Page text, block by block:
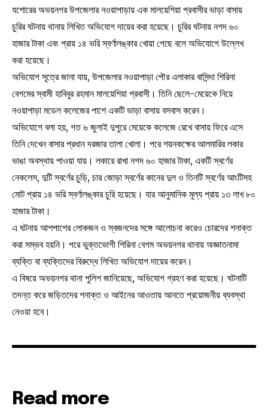
যশোরের অভয়নগর উপজেলার নওয়াপাড়ায় এক মালয়েশিয়া প্রবাসীর ভাড়া বাসায়
চুরির ঘটনায় থানায় লিখিত অভিযোগ দায়ের করা হয়েছে। চুরির ঘটনায় নগদ ৬০
হাজার টাকা এবং প্রায় ১৪ ভরি স্বর্ণালঙ্কার খোয়া গেছে বলে অভিযোগে উল্লেখ
করা হয়েছে।
অভিযোগ সূত্রে জানা যায়, উপজেলার নওয়াপাড়া পৌর এলাকার বাসিন্দা শিরিনা
বেগমের স্বামী হাবিবুর রহমান মালয়েশিয়া প্রবাসী। তিনি ছেলে-মেয়েকে নিয়ে
নওয়াপাড়া মডেল কলেজের পাশে একটি ভাড়া বাসায় বসবাস করেন।
অভিযোগে বলা হয়, গত ৬ জুলাই দুপুরে মেয়েকে কলেজে রেখে বাসায় ফিরে এসে
তিনি দেখেন বাসার প্রধান দরজার তালা খোলা। পরে শয়নকক্ষের আলমারির লকার
ভাঙা অবস্থায় পাওয়া যায়। লকারে রাখা নগদ ৬০ হাজার টাকা, একটি স্বর্ণের
নেকলেস, দুটি স্বর্ণের চুড়ি, চার জোড়া স্বর্ণের কানের দুল ও তিনটি স্বর্ণের আংটিসহ
মোট প্রায় ১৪ ভরি স্বর্ণালঙ্কার চুরি হয়েছে। যার আনুমানিক মূল্য প্রায় ১৩ লাখ ৮০
হাজার টাকা।
এ ঘটনায় আশপাশের লোকজন ও স্বজনদের সঙ্গে আলোচনা করেও চোরদের শনাক্ত
করা সম্ভব হয়নি। পরে ভুক্তভোগী শিরিনা বেগম অভয়নগর থানায় অজ্ঞাতনামা
ব্যক্তি বা ব্যক্তিদের বিরুদ্ধে লিখিত অভিযোগ দায়ের করেন।
এ বিষয়ে অভয়নগর থানা পুলিশ জানিয়েছে, অভিযোগ গ্রহণ করা হয়েছে। ঘটনাটি
তদন্ত করে জড়িতদের শনাক্ত ও আইনের আওতায় আনতে প্রয়োজনীয় ব্যবস্থা
নেওয়া হবে।
Read more